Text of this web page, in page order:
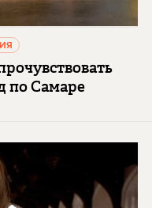
по Самаре